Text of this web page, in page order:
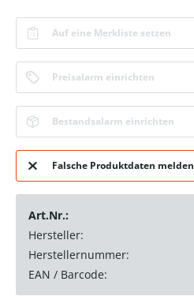
Auf eine Merkliste setzen
Preisalarm einrichten
Bestandsalarm einrichten
Falsche Produktdaten melden
Art.Nr.:
Hersteller:
Herstellernummer:
EAN / Barcode: